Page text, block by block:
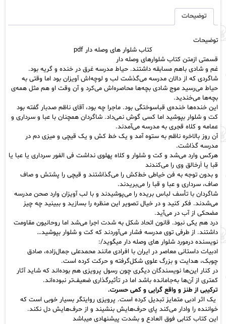
pdf
توضیحات
توضیحات
کتاب شلوار های وصله دار pdf
قسمتی ازمتنکتاب شلوارهای وصله دار
غم و شادی باهم مسابقه داشتند. حیاط مدرسه غرق در خنده و گریه بود.
شاگردی که از دالان مدرسه می‌گذشت لب و لوچه‌اش آویزان بود اما وقتی به
حیاط می‌رسید موج شادی بچه‌ها محاصره‌اش می‌کرد و آن وقت او هم مثل همه‌ی
بچه‌ها می‌خندید.
این خنده‌ها خنده‌ی قباسوختگی بود. ماجرا چه بود، آقای ناظم صدبار گفته بود
کت و شلوار بپوشید اما کسی گوش نمی‌داد. شاگردان همچنان با عبا و سرداری و
عمامه و کلاه قجری به مدرسه می‌آمدند.
آن روز بالاخره ناظم به ستوه آمد و یک خط کش و یک قیچی و میزی دم در
مدرسه گذاشت.
هرکس وارد می‌شد و کت و شلوار و کلاه پهلوی نداشت فی الفور سرداری یا عبا یا
قبا یا اَرخالق وی را می‌کندند
و بدون توجه به فن خیاطی خط‌کش را می‌گذاشتند و قیچی را پشتش و صاف
صاف، سرداری و عبا و قبا را می‌بریدند.
شاگردان با تأسف لباس بریده را می‌پوشیدند و با لب آویزان وارد صحن مدرسه
می‌شدند. فکر کنید و در خیال تصویر این منظره را بسازید و ببینید چه چیز
مضحکی از آب در می‌آید.
درد هم یکی نبود. قانون اتحاد شکل به شدت اجرا می‌شد اما روحانیونمقاومت
داشتند. از طرفی توی مدرسه فشار می‌آوردند که کت و شلوار بپوشید…
نویسنده درمورد شلوار های وصله دار میگوید/:
ادبیات داستانی معاصر در ایران با افرادیمانند محمدعلی جمال‌زاده، صادق
چوبک، هدایت و بزرگ علوی شکل‌گرفته و حرکت کرده است.
در کنار این‌ها نویسندگان دیگری چون رسول پرویزی هم بوده‌اند که شاید آثار
کمتری از آن‌ها به‌جامانده باشد اما در تأثیرگذاری ضعیف‌تر نبوده‌اند.
ترکیبی از طنز و واقع گرایی و کمی حسرت.
یک اثر ادبی متمایز تبدیل کرده است. پرویزی روایتگر بسیار خوبی است که
خواننده را وادار می‌کند پای حرف‌هایش بنشیند و از حرف‌هایش دل نکند.
این کتاب کتابی فوق العادع و بشدت پیشنهادی میباشد